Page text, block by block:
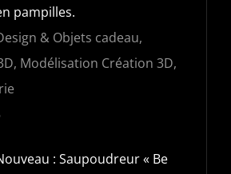
pampilles.
& Objets cadeau,
Modélisation Création 3D,
: Saupoudreur « Be